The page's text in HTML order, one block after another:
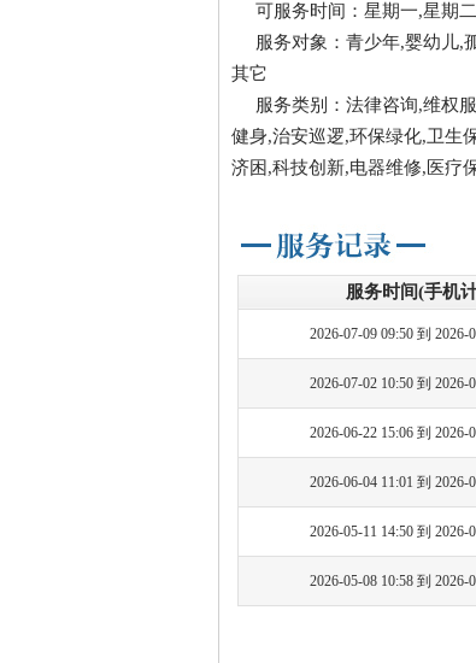
可服务时间：星期一,星期
服务对象：青少年,婴幼儿,
其它
服务类别：法律咨询,维权
健身,治安巡逻,环保绿化,卫生
济困,科技创新,电器维修,医疗